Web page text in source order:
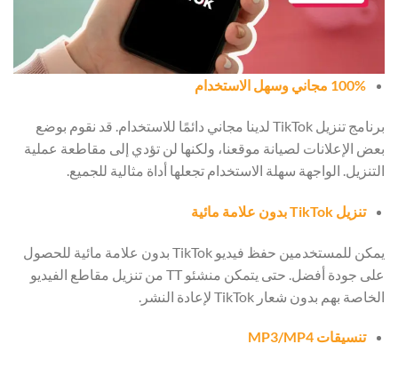
100% مجاني وسهل الاستخدام
برنامج تنزيل TikTok لدينا مجاني دائمًا للاستخدام. قد نقوم بوضع
بعض الإعلانات لصيانة موقعنا، ولكنها لن تؤدي إلى مقاطعة عملية
التنزيل. الواجهة سهلة الاستخدام تجعلها أداة مثالية للجميع.
تنزيل TikTok بدون علامة مائية
يمكن للمستخدمين حفظ فيديو TikTok بدون علامة مائية للحصول
على جودة أفضل. حتى يتمكن منشئو TT من تنزيل مقاطع الفيديو
الخاصة بهم بدون شعار TikTok لإعادة النشر.
تنسيقات MP3/MP4